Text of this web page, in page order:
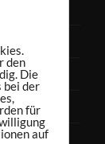
den
Die
bei der
für
auf